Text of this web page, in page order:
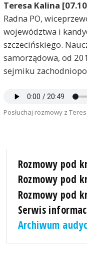
Teresa Kalina
Radna PO,
województwa i
szczecińskiego.
samorządowa, od
sejmiku
Posłuchaj rozmowy z
Rozmowy pod
Rozmowy pod
Rozmowy pod
Serwis
Archiwum